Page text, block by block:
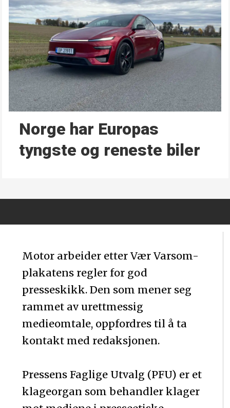
Norge har Europas
tyngste og reneste biler
Motor arbeider etter Vær Varsom-
plakatens regler for god
presseskikk. Den som mener seg
rammet av urettmessig
medieomtale, oppfordres til å ta
kontakt med redaksjonen.
Pressens Faglige Utvalg (PFU) er et
klageorgan som behandler klager